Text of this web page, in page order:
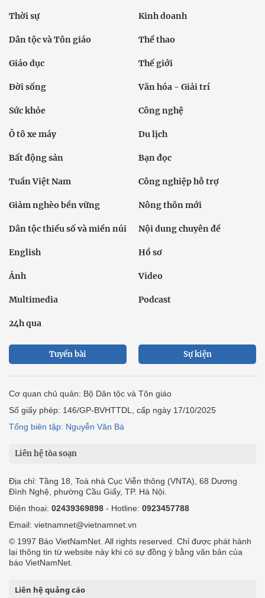
Thời sự Kinh doanh
Dân tộc và Tôn giáo Thể thao
Giáo dục Thế giới
Đời sống Văn hóa - Giải trí
Sức khỏe Công nghệ
Ô tô xe máy Du lịch
Bất động sản Bạn đọc
Tuần Việt Nam Công nghiệp hỗ trợ
Giảm nghèo bền vững Nông thôn mới
Dân tộc thiểu số và miền núi Nội dung chuyên đề
English Hồ sơ
Ảnh Video
Multimedia Podcast
24h qua
Tuyến bài Sự kiện
Cơ quan chủ quản: Bộ Dân tộc và Tôn giáo
Số giấy phép: 146/GP-BVHTTDL, cấp ngày 17/10/2025
Tổng biên tập: Nguyễn Văn Bá
Liên hệ tòa soạn
Địa chỉ: Tầng 18, Toà nhà Cục Viễn thông (VNTA), 68 Dương
Đình Nghệ, phường Cầu Giấy, TP. Hà Nội.
Điện thoại: 02439369898 - Hotline: 0923457788
Email: vietnamnet@vietnamnet.vn
© 1997 Báo VietNamNet. All rights reserved. Chỉ được phát hành
lại thông tin từ website này khi có sự đồng ý bằng văn bản của
báo VietNamNet.
Liên hệ quảng cáo